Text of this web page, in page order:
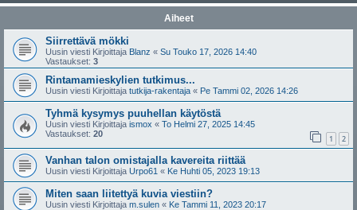
Aiheet
Siirrettävä mökki
Uusin viesti Kirjoittaja Blanz « Su Touko 17, 2026 14:40
Vastaukset: 3
Rintamamieskylien tutkimus...
Uusin viesti Kirjoittaja tutkija-rakentaja « Pe Tammi 02, 2026 14:26
Tyhmä kysymys puuhellan käytöstä
Uusin viesti Kirjoittaja ismox « To Helmi 27, 2025 14:45
Vastaukset: 20 1 2
Vanhan talon omistajalla kavereita riittää
Uusin viesti Kirjoittaja Urpo61 « Ke Huhti 05, 2023 19:13
Miten saan liitettyä kuvia viestiin?
Uusin viesti Kirjoittaja m.sulen « Ke Tammi 11, 2023 20:17